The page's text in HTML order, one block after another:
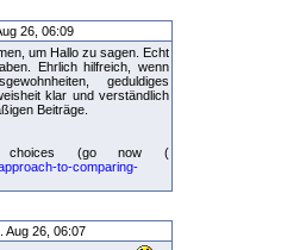
26, 06:09
um Hallo zu sagen. Echt
Ehrlich hilfreich, wenn
geduldiges
klar und verständlich
Beiträge.
(go now (
to-comparing-
Aug 26, 06:07